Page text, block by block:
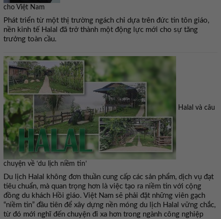
cho Việt Nam
Phát triển từ một thị trường ngách chỉ dựa trên đức tin tôn giáo,
nền kinh tế Halal đã trở thành một động lực mới cho sự tăng
trưởng toàn cầu.
Halal và câu
chuyện về ‘du lịch niềm tin’
Du lịch Halal không đơn thuần cung cấp các sản phẩm, dịch vụ đạt
tiêu chuẩn, mà quan trọng hơn là việc tạo ra niềm tin với cộng
đồng du khách Hồi giáo. Việt Nam sẽ phải đặt những viên gạch
“niềm tin” đầu tiên để xây dựng nền móng du lịch Halal vững chắc,
từ đó mới nghĩ đến chuyện đi xa hơn trong ngành công nghiệp